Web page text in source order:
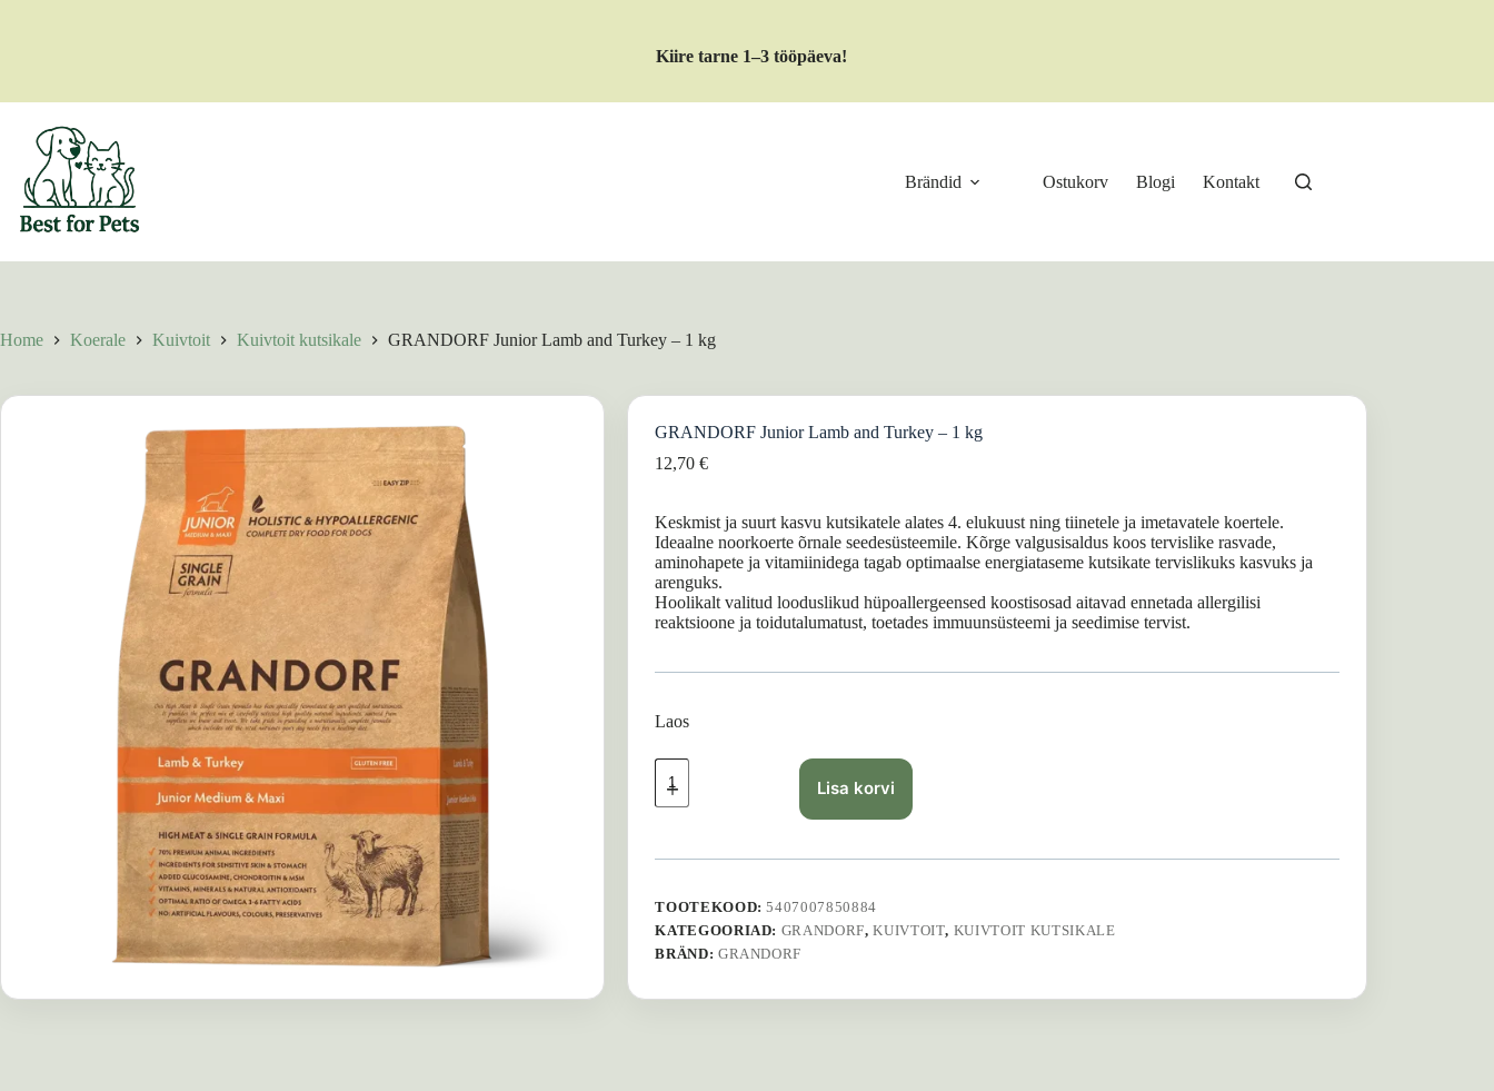
Kiire tarne 1–3 tööpäeva!
Brändid Ostukorv Blogi Kontakt
Home Koerale Kuivtoit Kuivtoit kutsikale GRANDORF Junior Lamb and Turkey – 1 kg
GRANDORF Junior Lamb and Turkey – 1 kg
12,70€
Keskmist ja suurt kasvu kutsikatele alates 4. elukuust ning tiinetele ja imetavatele koertele.
Ideaalne noorkoerte õrnale seedesüsteemile. Kõrge valgusisaldus koos tervislike rasvade,
aminohapete ja vitamiinidega tagab optimaalse energiataseme kutsikate tervislikuks kasvuks ja
arenguks.
Hoolikalt valitud looduslikud hüpoallergeensed koostisosad aitavad ennetada allergilisi
reaktsioone ja toidutalumatust, toetades immuunsüsteemi ja seedimise tervist.
Laos
GRANDORF
Junior
Lamb
-
kg
kogus
Lisa korvi
TOOTEKOOD:5407007850884
KATEGOORIAD: GRANDORF,KUIVTOIT, KUIVTOIT KUTSIKALE
BRÄND: GRANDORF